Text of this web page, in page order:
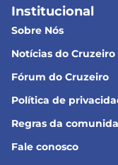
Institucional
Sobre Nós
Notícias do Cruzeiro
Fórum do Cruzeiro
Política de
Regras da
Fale conosco